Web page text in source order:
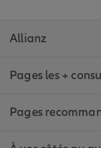
Allianz
Pages les +
Pages